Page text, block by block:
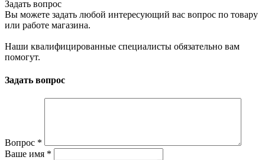
Задать вопрос
Вы можете задать любой интересующий вас вопрос по товару
или работе магазина.
Наши квалифицированные специалисты обязательно вам
помогут.
Задать вопрос
Вопрос *
Ваше имя *